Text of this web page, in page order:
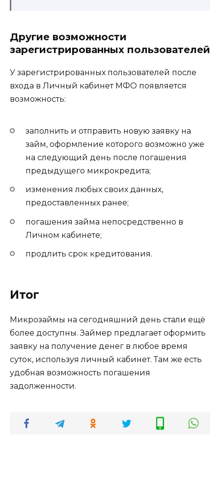
Другие возможности
зарегистрированных пользователей
У зарегистрированных пользователей после
входа в Личный кабинет МФО появляется
возможность:
заполнить и отправить новую заявку на
займ, оформление которого возможно уже
на следующий день после погашения
предыдущего микрокредита;
изменения любых своих данных,
предоставленных ранее;
погашения займа непосредственно в
Личном кабинете;
продлить срок кредитования.
Итог
Микрозаймы на сегодняшний день стали ещё
более доступны. Займер предлагает оформить
заявку на получение денег в любое время
суток, используя личный кабинет. Там же есть
удобная возможность погашения
задолженности.